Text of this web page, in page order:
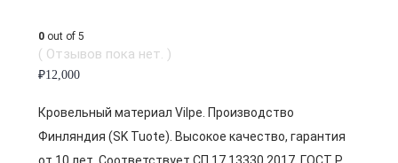
0 out of 5
( Отзывов пока нет. )
₽12,000
Кровельный материал Vilpe. Производство
Финляндия (SK Tuote). Высокое качество, гарантия